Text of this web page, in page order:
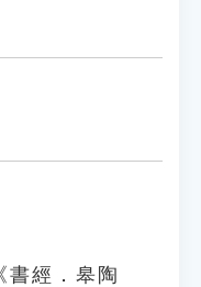
書經．皋陶